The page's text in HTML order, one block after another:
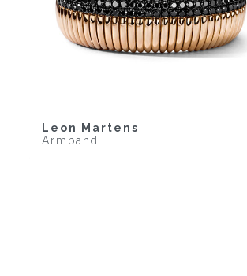
Leon Martens
Armband